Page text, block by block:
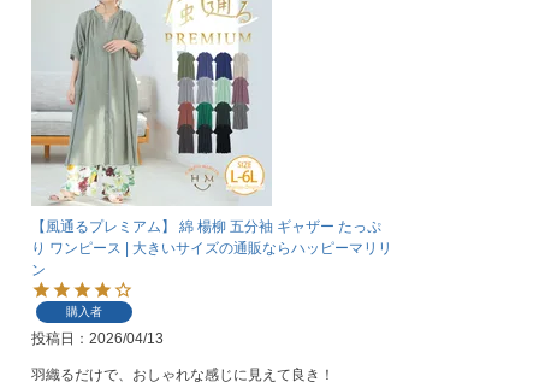
【風通るプレミアム】 綿 楊柳 五分袖 ギャザー たっぷ
り ワンピース | 大きいサイズの通販ならハッピーマリリ
ン
購入者
投稿日 2026/04/13
羽織るだけで、おしゃれな感じに見えて良き！